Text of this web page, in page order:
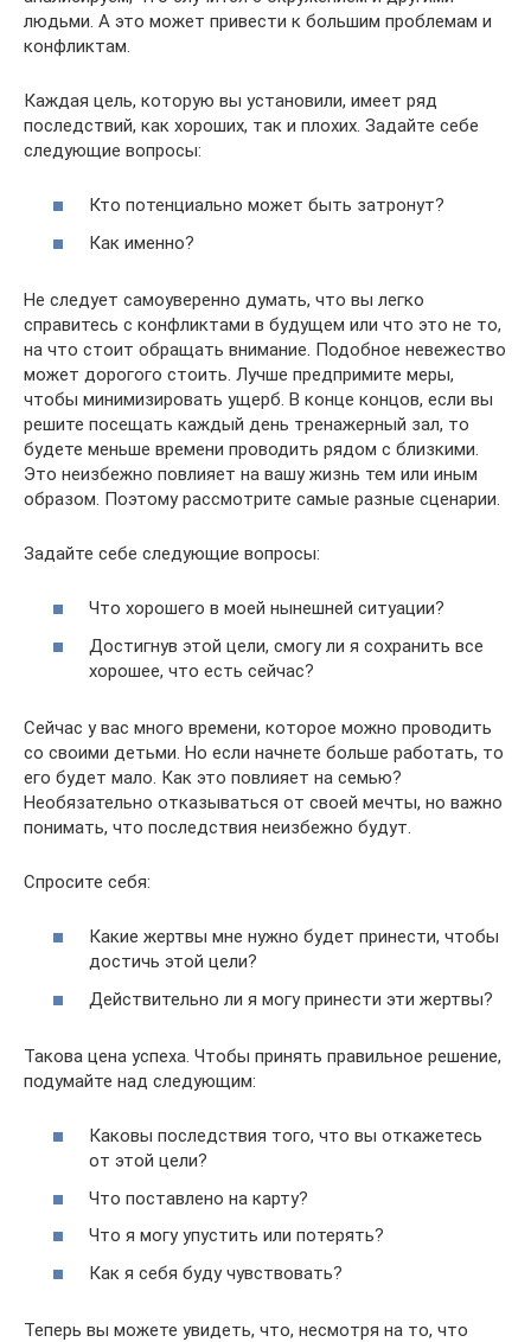
людьми. А это может привести к большим проблемам и
конфликтам.
Каждая цель, которую вы установили, имеет ряд
последствий, как хороших, так и плохих. Задайте себе
следующие вопросы:
Кто потенциально может быть затронут?
Как именно?
Не следует самоуверенно думать, что вы легко
справитесь с конфликтами в будущем или что это не то,
на что стоит обращать внимание. Подобное невежество
может дорогого стоить. Лучше предпримите меры,
чтобы минимизировать ущерб. В конце концов, если вы
решите посещать каждый день тренажерный зал, то
будете меньше времени проводить рядом с близкими.
Это неизбежно повлияет на вашу жизнь тем или иным
образом. Поэтому рассмотрите самые разные сценарии.
Задайте себе следующие вопросы:
Что хорошего в моей нынешней ситуации?
Достигнув этой цели, смогу ли я сохранить все
хорошее, что есть сейчас?
Сейчас у вас много времени, которое можно проводить
со своими детьми. Но если начнете больше работать, то
его будет мало. Как это повлияет на семью?
Необязательно отказываться от своей мечты, но важно
понимать, что последствия неизбежно будут.
Спросите себя:
Какие жертвы мне нужно будет принести, чтобы
достичь этой цели?
Действительно ли я могу принести эти жертвы?
Такова цена успеха. Чтобы принять правильное решение,
подумайте над следующим:
Каковы последствия того, что вы откажетесь
от этой цели?
Что поставлено на карту?
Что я могу упустить или потерять?
Как я себя буду чувствовать?
Теперь вы можете увидеть, что, несмотря на то, что